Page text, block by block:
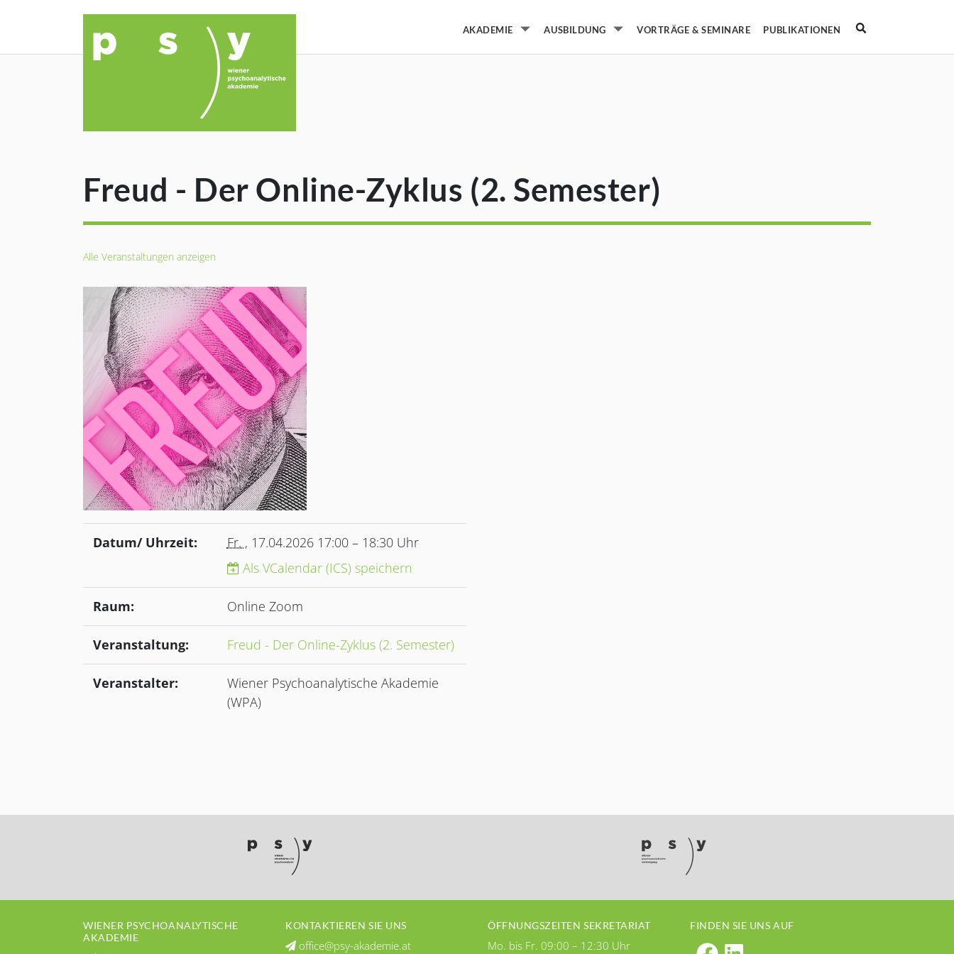
AKADEMIE AUSBILDUNG VORTRÄGE & SEMINARE PUBLIKATIONEN
Freud - Der Online-Zyklus (2. Semester)
Alle Veranstaltungen anzeigen
Datum/ Uhrzeit: Fr. , 17.04.2026 17:00 – 18:30 Uhr
Als VCalendar (ICS) speichern
Raum: Online Zoom
Veranstaltung: Freud - Der Online-Zyklus (2. Semester)
Veranstalter:
Wiener Psychoanalytische Akademie
(WPA)
WIENER PSYCHOANALYTISCHE
AKADEMIE
KONTAKTIEREN SIE UNS
office@psy-akademie.at
ÖFFNUNGSZEITEN SEKRETARIAT
Mo. bis Fr. 09:00 – 12:30 Uhr
FINDEN SIE UNS AUF